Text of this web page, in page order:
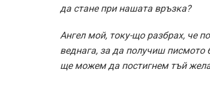
да стане при нашата връзка?
Ангел мой, току-що разбрах, че
веднага, за да получиш писмото
ще можем да постигнем тъй